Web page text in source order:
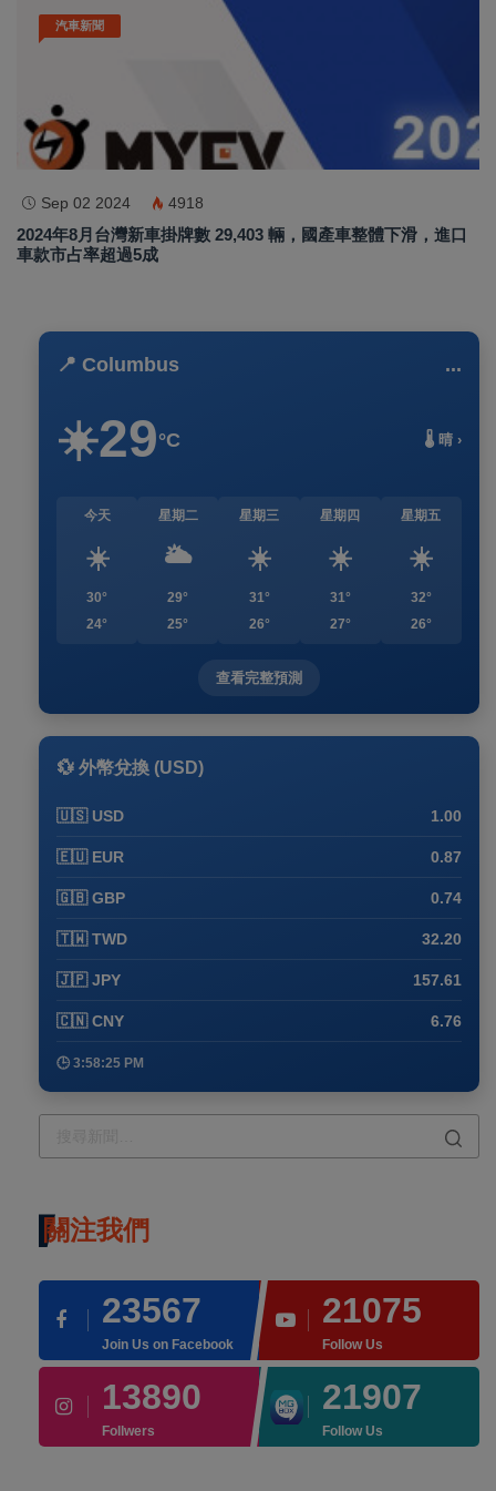
汽車新聞
Sep 02 2024 4918
2024年8月台灣新車掛牌數 29,403 輛，國產車整體下滑，進口
車款市占率超過5成
📍 Columbus ...
☀️29°C 🌡️ 晴 ›
今天
☀️
30°
24°
星期二
🌥️
29°
25°
星期三
☀️
31°
26°
星期四
☀️
31°
27°
星期五
☀️
32°
26°
查看完整預測
💱 外幣兌換 (USD)
🇺🇸 USD 1.00
🇪🇺 EUR 0.87
🇬🇧 GBP 0.74
🇹🇼 TWD 32.20
🇯🇵 JPY 157.61
🇨🇳 CNY 6.76
🕒 3:58:25 PM
關注我們
23567
Join Us on Facebook
21075
Follow Us
13890
Follwers
21907
Follow Us